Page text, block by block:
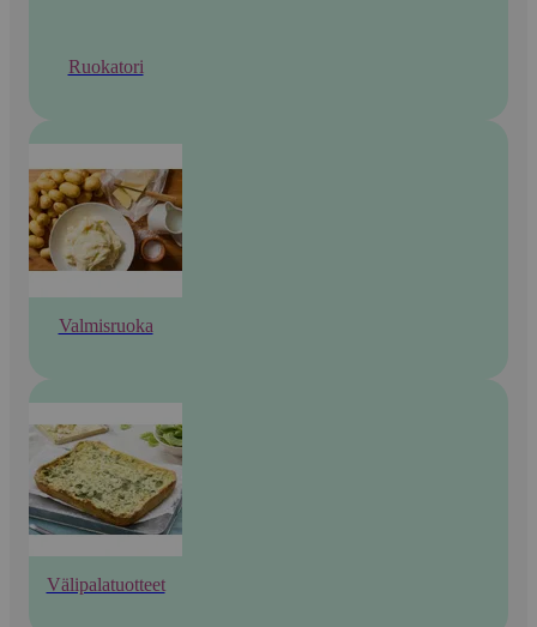
Ruokatori
Valmisruoka
Välipalatuotteet